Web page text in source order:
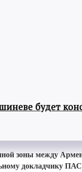
будет
зоны между
докладчику